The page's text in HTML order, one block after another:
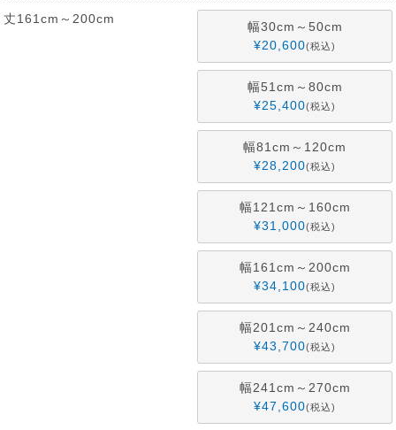
丈161cm～200cm
幅30cm～50cm
¥20,600 税込
幅51cm～80cm
¥25,400 税込
幅81cm～120cm
¥28,200 税込
幅121cm～160cm
¥31,000 税込
幅161cm～200cm
¥34,100 税込
幅201cm～240cm
¥43,700 税込
幅241cm～270cm
¥47,600 税込